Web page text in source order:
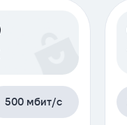
500 мбит/с